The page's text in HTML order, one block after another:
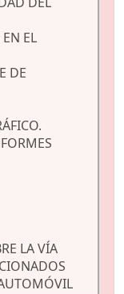
EL
DE
LA VÍA